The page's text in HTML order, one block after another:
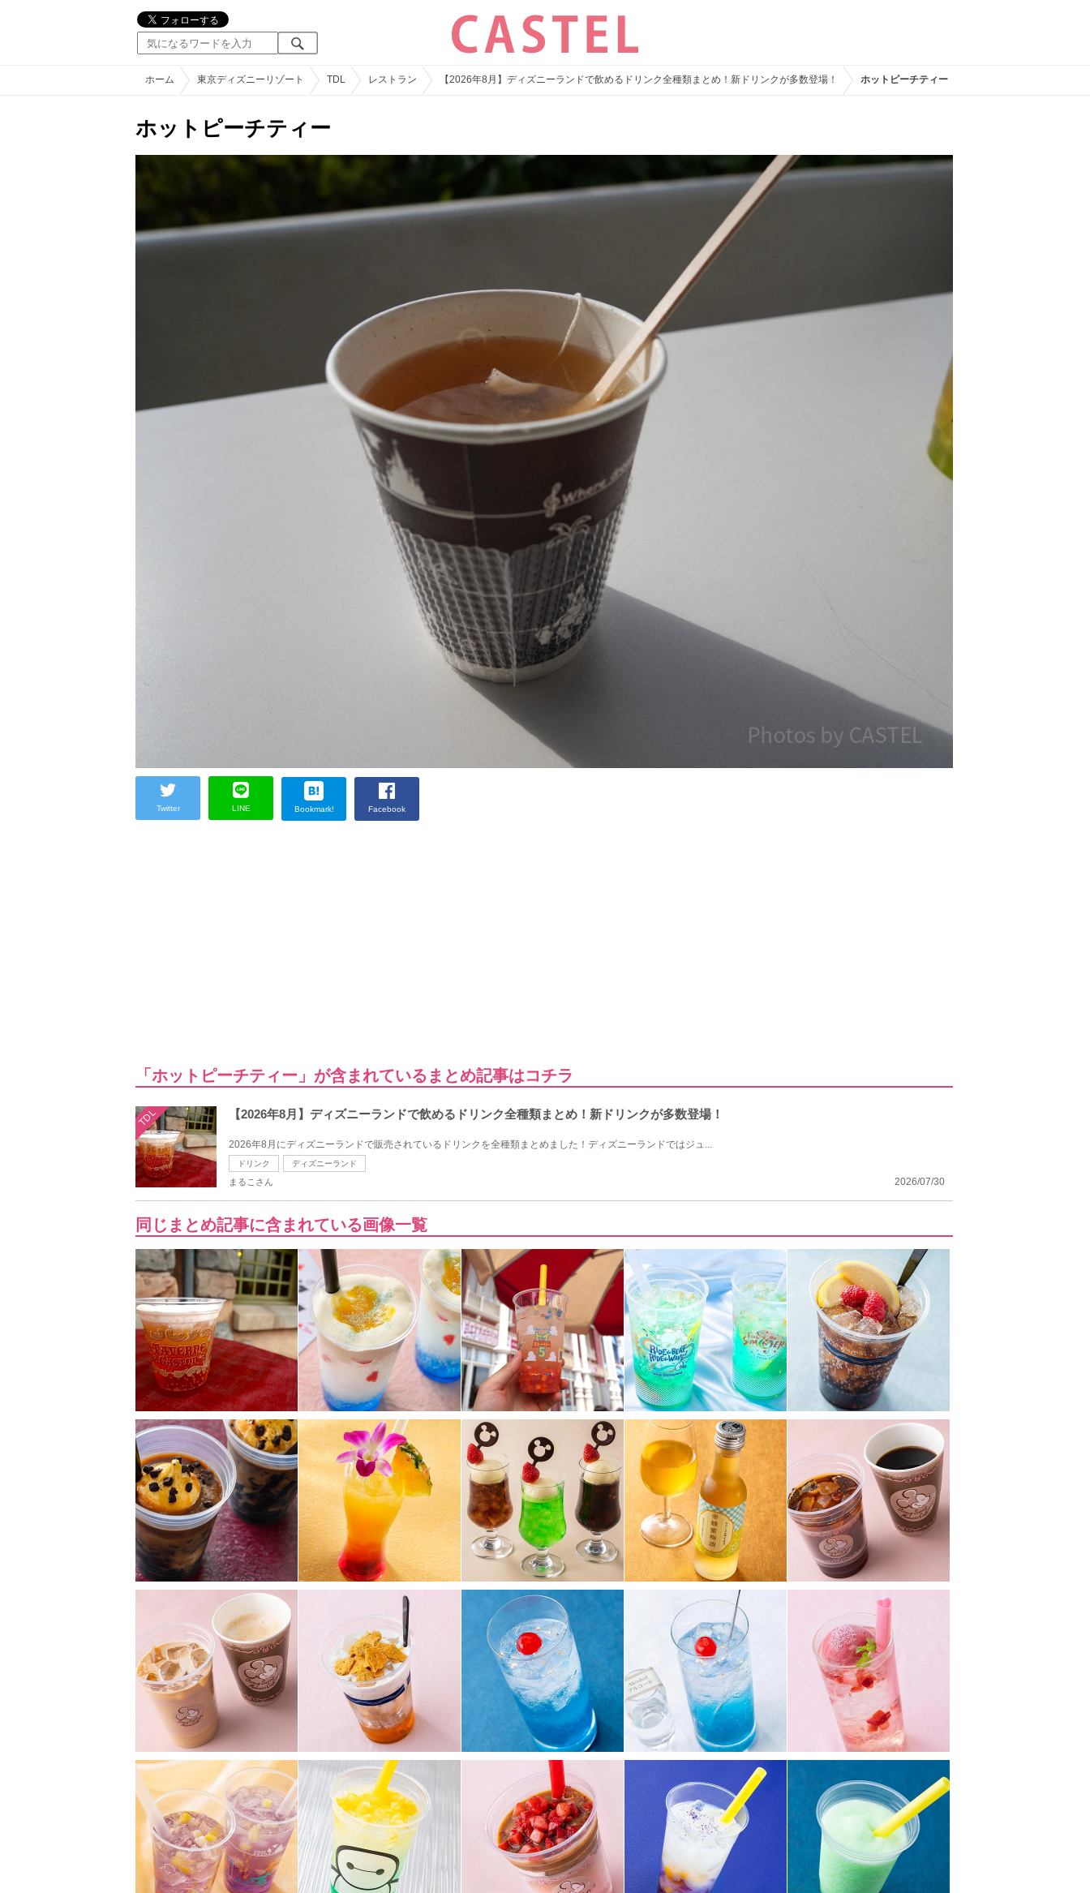
ホーム 東京ディズニーリゾート TDL レストラン 【2026年8月】ディズニーランドで飲めるドリンク全種類まとめ！新ドリンクが多数登場！ ホットピーチティー
ホットピーチティー
Twitter LINE Bookmark! Facebook
「ホットピーチティー」が含まれているまとめ記事はコチラ
TDL 【2026年8月】ディズニーランドで飲めるドリンク全種類まとめ！新ドリンクが多数登場！
2026年8月にディズニーランドで販売されているドリンクを全種類まとめました！ディズニーランドではジュ...
ドリンク ディズニーランド
2026/07/30
まるこさん
同じまとめ記事に含まれている画像一覧